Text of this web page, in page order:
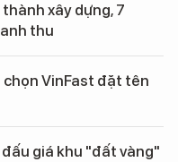
xây dựng, 7
thu
VinFast đặt tên
giá khu "đất vàng"